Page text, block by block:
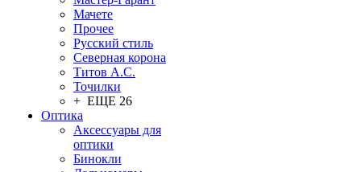
Мачете
Прочее
Русский стиль
Северная корона
Титов А.С.
Точилки
+ ЕЩЕ 26
Оптика
Аксессуары для
оптики
Бинокли